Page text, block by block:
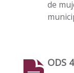
de
ODS